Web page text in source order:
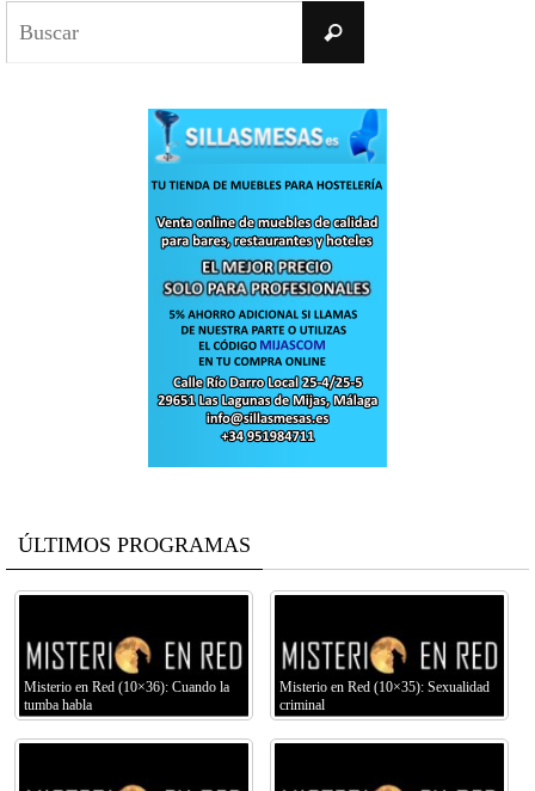
Buscar
ÚLTIMOS PROGRAMAS
Misterio en Red (10×36): Cuando la
tumba habla
Misterio en Red (10×35): Sexualidad
criminal